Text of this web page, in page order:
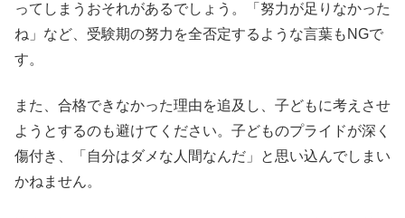
ってしまうおそれがあるでしょう。「努力が足りなかった
ね」など、受験期の努力を全否定するような言葉もNGで
す。
また、合格できなかった理由を追及し、子どもに考えさせ
ようとするのも避けてください。子どものプライドが深く
傷付き、「自分はダメな人間なんだ」と思い込んでしまい
かねません。